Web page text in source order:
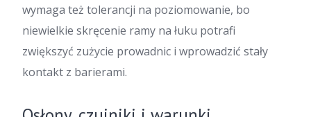
wymaga też tolerancji na poziomowanie, bo
niewielkie skręcenie ramy na łuku potrafi
zwiększyć zużycie prowadnic i wprowadzić stały
kontakt z barierami.